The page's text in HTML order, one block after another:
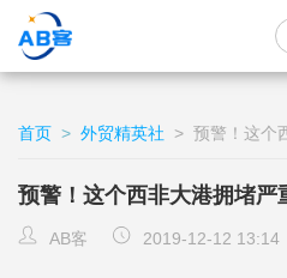
首页 > 外贸精英社 > 预警！这个
预警！这个西非大港拥堵严
AB客 2019-12-12 13:14